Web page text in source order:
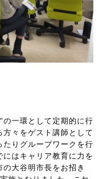
の一環として定期的に行
々をゲスト講師として
りグループワークを行
はキャリア教育に力を
大谷明市長をお招き